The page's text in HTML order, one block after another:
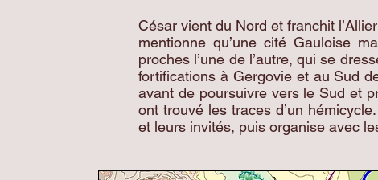
César vient du Nord et franchit
mentionne qu’une cité Gauloise
proches l’une de l’autre, qui se
fortifications à Gergovie et au Sud
avant de poursuivre vers le Sud et
ont trouvé les traces d’un
et leurs invités, puis organise avec